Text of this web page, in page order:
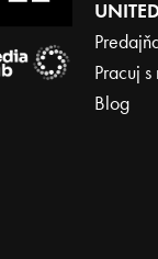
Pracuj s
Blog